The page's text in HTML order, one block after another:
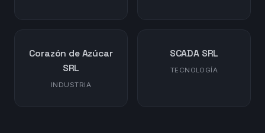
Corazón de Azúcar
SRL
INDUSTRIA
SCADA SRL
TECNOLOGÍA